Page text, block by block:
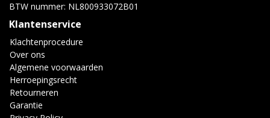
BTW nummer: NL800933072B01
Klantenservice
Klachtenprocedure
Over ons
Algemene voorwaarden
Herroepingsrecht
Retourneren
Garantie